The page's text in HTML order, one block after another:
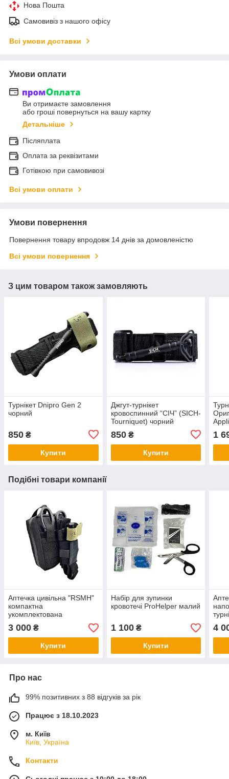
Нова Пошта
Самовивіз з нашого офісу
Всі умови доставки
Умови оплати
Ви отримаєте замовлення
або гроші повернуться на вашу картку
Детальніше
Післяплата
Оплата за реквізитами
Готівкою при самовивозі
Всі умови оплати
Умови повернення
Повернення товару впродовж 14 днів за домовленістю
Всі умови повернення
З цим товаром також замовляють
Турнікет Dnipro Gen 2
чорний
850 ₴
Купити
Джгут-турнікет
кровоспинний “СІЧ” (SICH-
Tourniquet) чорний
850₴
Купити
1
Подібні товари компанії
Аптечка цивільна "RSMH"
компактна
укомплектована
3 000 ₴
Купити
Набір для зупинки
кровотечі ProHelper малий
1 100₴
Купити
4
Про нас
99% позитивних з 88 відгуків за рік
Працює з 18.10.2023
м. Київ
Київ, Україна
Контакти